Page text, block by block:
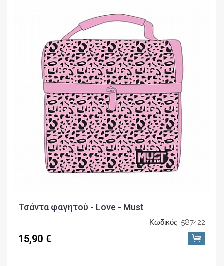
Τσάντα φαγητού - Love - Must
Κωδικός: 587422
15,90 €